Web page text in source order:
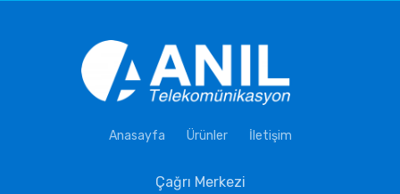
Anasayfa Ürünler İletişim
Çağrı Merkezi